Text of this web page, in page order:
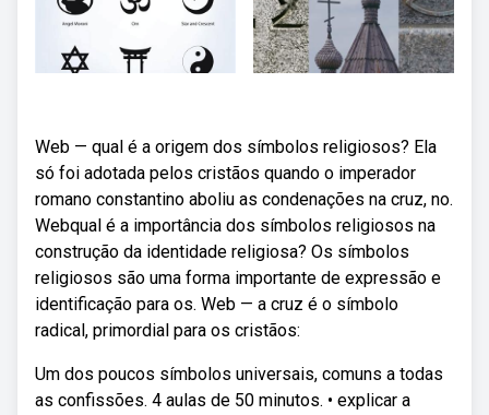
Web — qual é a origem dos símbolos religiosos? Ela
só foi adotada pelos cristãos quando o imperador
romano constantino aboliu as condenações na cruz, no.
Webqual é a importância dos símbolos religiosos na
construção da identidade religiosa? Os símbolos
religiosos são uma forma importante de expressão e
identificação para os. Web — a cruz é o símbolo
radical, primordial para os cristãos:
Um dos poucos símbolos universais, comuns a todas
as confissões. 4 aulas de 50 minutos. • explicar a